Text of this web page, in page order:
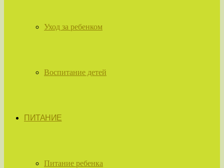
Уход за ребенком
Воспитание детей
ПИТАНИЕ
Питание ребенка